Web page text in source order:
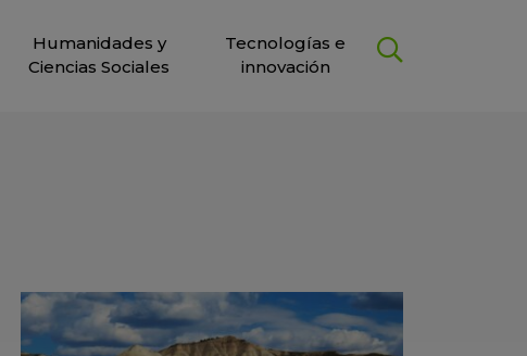
Humanidades y
Ciencias Sociales
Tecnologías e
innovación